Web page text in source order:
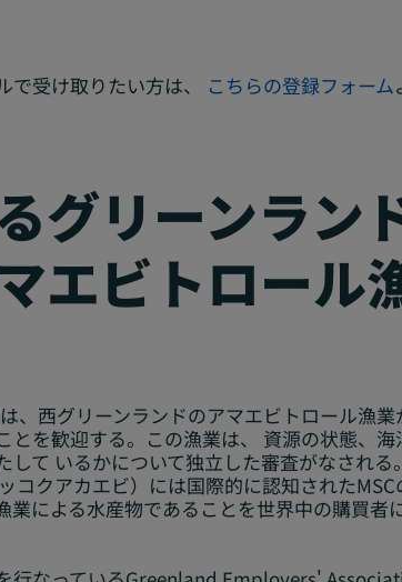
で受け取りたい方は、 こちらの登録フォーム
グリーンラン
エビトロール
、西グリーンランドのアマエビトロール漁
とを歓迎する。この漁業は、 資源の状態、
して いるかについて独立した審査がなされ
コクアカエビ）には国際的に認知された
業による水産物であることを世界中の購買者